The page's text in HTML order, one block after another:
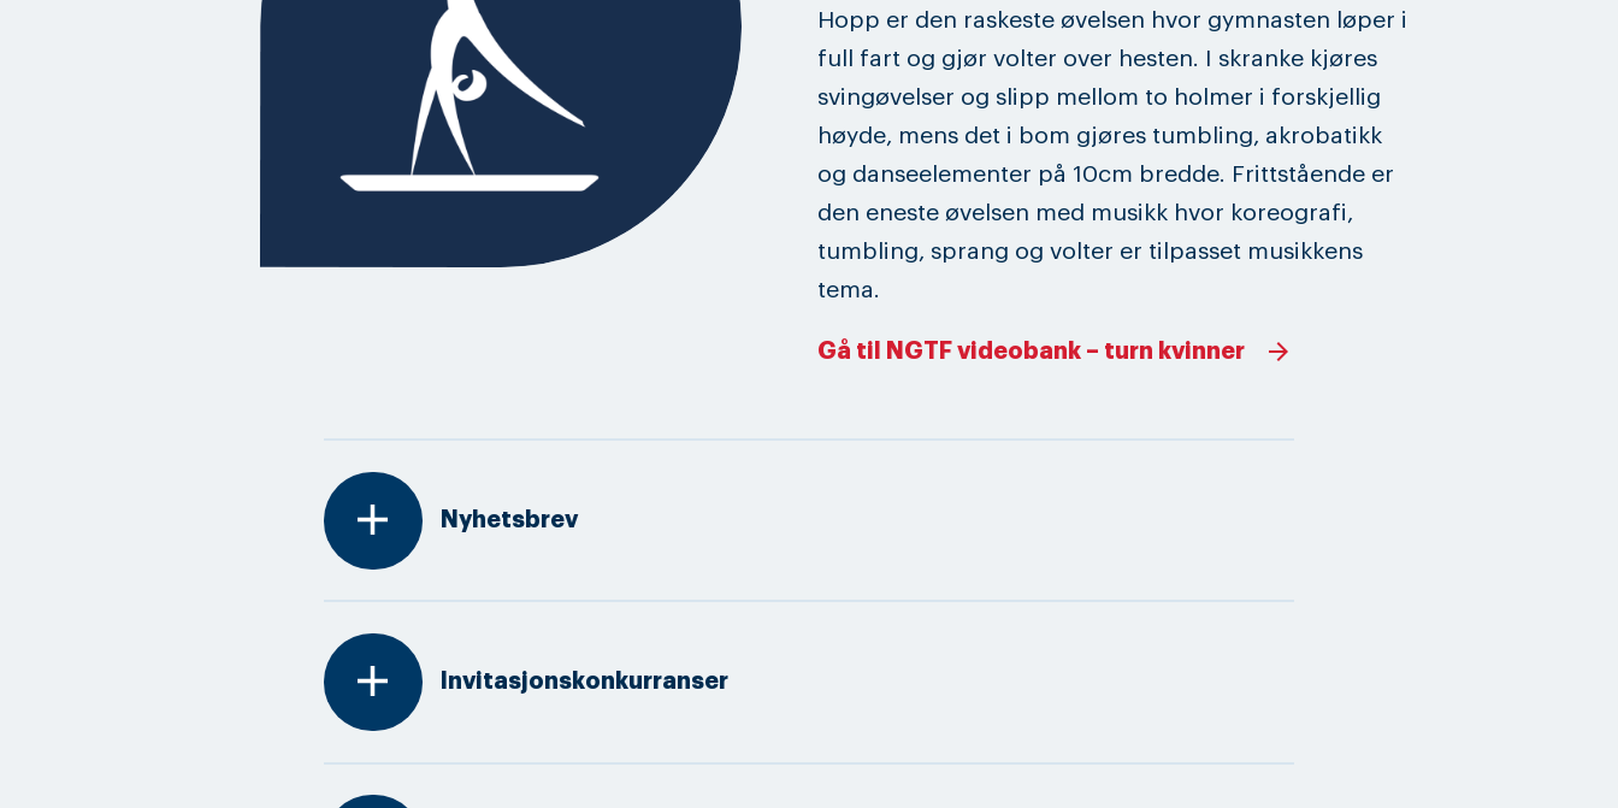
Hopp er den raskeste øvelsen hvor gymnasten løper i
full fart og gjør volter over hesten. I skranke kjøres
svingøvelser og slipp mellom to holmer i forskjellig
høyde, mens det i bom gjøres tumbling, akrobatikk
og danseelementer på 10cm bredde. Frittstående er
den eneste øvelsen med musikk hvor koreografi,
tumbling, sprang og volter er tilpasset musikkens
tema.
Gå til NGTF videobank – turn kvinner
add Nyhetsbrev
add Invitasjonskonkurranser